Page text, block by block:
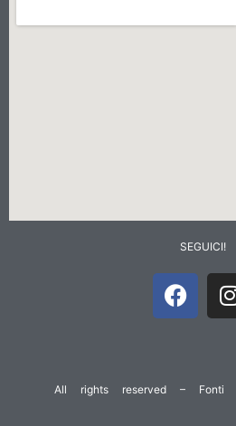
SEGUICI!
All rights reserved –